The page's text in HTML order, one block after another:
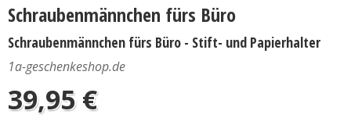
Schraubenmännchen fürs Büro
Schraubenmännchen fürs Büro - Stift- und Papierhalter
1a-geschenkeshop.de
39,95 €